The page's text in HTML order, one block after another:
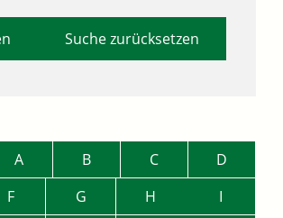
Suche zurücksetzen
A B C
D
F G H
I